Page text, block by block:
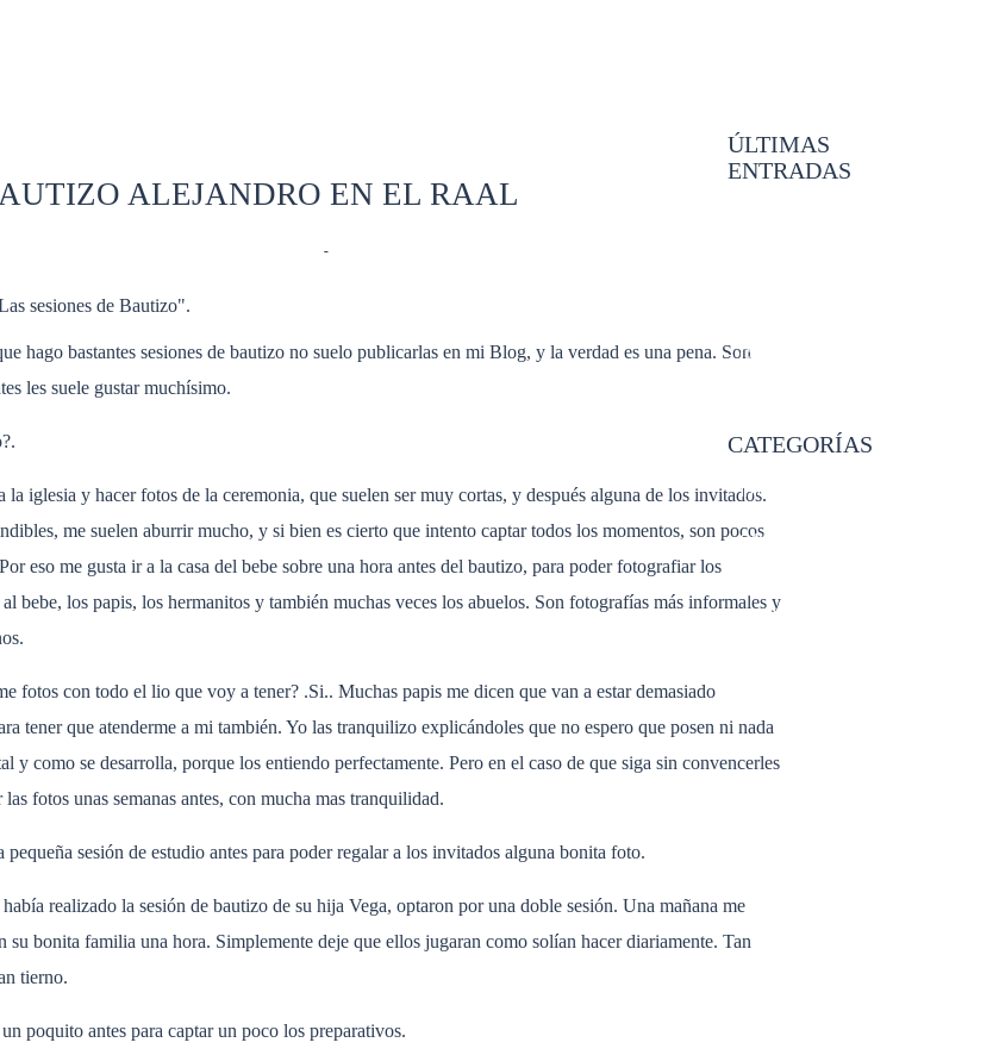
ALEJANDRO EN EL RAAL
-
sesiones de Bautizo".
hago bastantes sesiones de bautizo no suelo publicarlas en mi Blog, y la verdad es una pena. Son
les suele gustar muchísimo.
iglesia y hacer fotos de la ceremonia, que suelen ser muy cortas, y después alguna de los invitados.
me suelen aburrir mucho, y si bien es cierto que intento captar todos los momentos, son pocos
eso me gusta ir a la casa del bebe sobre una hora antes del bautizo, para poder fotografiar los
bebe, los papis, los hermanitos y también muchas veces los abuelos. Son fotografías más informales y
fotos con todo el lio que voy a tener? .Si.. Muchas papis me dicen que van a estar demasiado
tener que atenderme a mi también. Yo las tranquilizo explicándoles que no espero que posen ni nada
y como se desarrolla, porque los entiendo perfectamente. Pero en el caso de que siga sin convencerles
fotos unas semanas antes, con mucha mas tranquilidad.
sesión de estudio antes para poder regalar a los invitados alguna bonita foto.
realizado la sesión de bautizo de su hija Vega, optaron por una doble sesión. Una mañana me
su bonita familia una hora. Simplemente deje que ellos jugaran como solían hacer diariamente. Tan
tierno.
poquito antes para captar un poco los preparativos.
ÚLTIMAS
ENTRADAS
- COMUNIÓN IRENE EN
CATEGORÍAS
- Inicio
- COMUNIONES
- EMBARAZO
- RECIEN NACIDO